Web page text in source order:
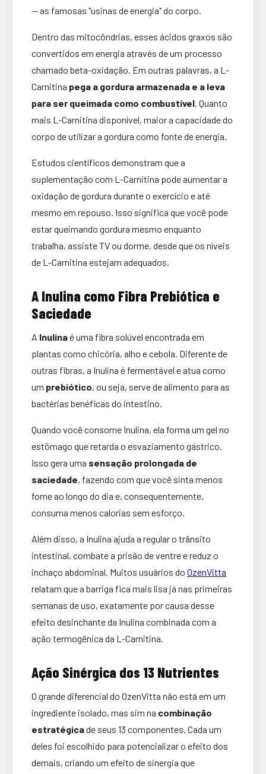
— as famosas "usinas de energia" do corpo.
Dentro das mitocôndrias, esses ácidos graxos são
convertidos em energia através de um processo
chamado beta-oxidação. Em outras palavras, a L-
Carnitina pega a gordura armazenada e a leva
para ser queimada como combustível. Quanto
mais L-Carnitina disponível, maior a capacidade do
corpo de utilizar a gordura como fonte de energia.
Estudos científicos demonstram que a
suplementação com L-Carnitina pode aumentar a
oxidação de gordura durante o exercício e até
mesmo em repouso. Isso significa que você pode
estar queimando gordura mesmo enquanto
trabalha, assiste TV ou dorme, desde que os níveis
de L-Carnitina estejam adequados.
A Inulina como Fibra Prebiótica e
Saciedade
A Inulinaé uma fibra solúvel encontrada em
plantas como chicória, alho e cebola. Diferente de
outras fibras, a Inulina é fermentável e atua como
um prebiótico, ou seja, serve de alimento para as
bactérias benéficas do intestino.
Quando você consome Inulina, ela forma um gel no
estômago que retarda o esvaziamento gástrico.
Isso gera uma sensação prolongada de
saciedade, fazendo com que você sinta menos
fome ao longo do dia e, consequentemente,
consuma menos calorias sem esforço.
Além disso, a Inulina ajuda a regular o trânsito
intestinal, combate a prisão de ventre e reduz o
inchaço abdominal. Muitos usuários do OzenVitta
relatam que a barriga fica mais lisa já nas primeiras
semanas de uso, exatamente por causa desse
efeito desinchante da Inulina combinada com a
ação termogênica da L-Carnitina.
Ação Sinérgica dos 13 Nutrientes
O grande diferencial do OzenVitta não está em um
ingrediente isolado, mas sim na combinação
estratégicade seus 13 componentes. Cada um
deles foi escolhido para potencializar o efeito dos
demais, criando um efeito de sinergia que